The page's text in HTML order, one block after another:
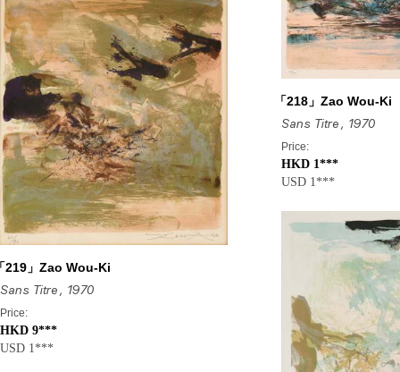
「218」Zao Wou-Ki
Sans Titre , 1970
Price:
HKD 1***
USD 1***
219」Zao Wou-Ki
Sans Titre , 1970
Price:
HKD 9***
USD 1***